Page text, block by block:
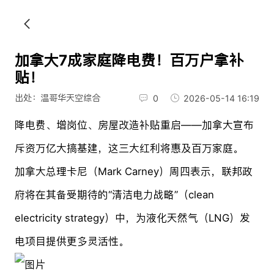
加拿大7成家庭降电费！百万户拿补
贴！
出处：温哥华天空综合 0 2026-05-14 16:19
降电费、增岗位、房屋改造补贴重启——加拿大宣布
斥资万亿大搞基建，这三大红利将惠及百万家庭。
加拿大总理卡尼（Mark Carney）周四表示，联邦政
府将在其备受期待的“清洁电力战略”（clean
electricity strategy）中，为液化天然气（LNG）发
电项目提供更多灵活性。